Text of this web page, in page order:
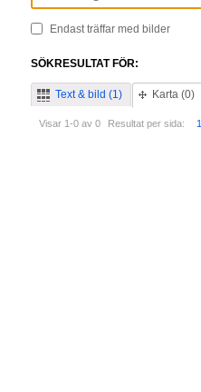
Endast träffar med bilder
SÖKRESULTAT FÖR:
Text & bild (1) Karta (0)
Visar 1-0 av 0 Resultat per sida: